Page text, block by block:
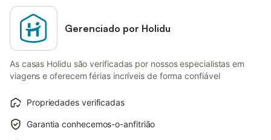
Gerenciado por Holidu
As casas Holidu são verificadas por nossos especialistas em
viagens e oferecem férias incríveis de forma confiável
Propriedades verificadas
Garantia conhecemos-o-anfitrião